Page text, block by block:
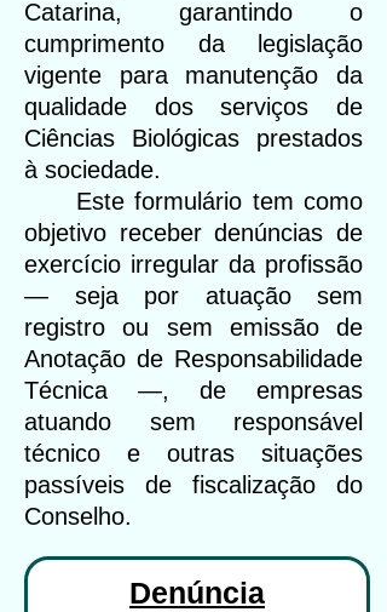
Catarina, garantindo o
cumprimento da legislação
vigente para manutenção da
qualidade dos serviços de
Ciências Biológicas prestados
à sociedade.
Este formulário tem como
objetivo receber denúncias de
exercício irregular da profissão
— seja por atuação sem
registro ou sem emissão de
Anotação de Responsabilidade
Técnica —, de empresas
atuando sem responsável
técnico e outras situações
passíveis de fiscalização do
Conselho.
Denúncia